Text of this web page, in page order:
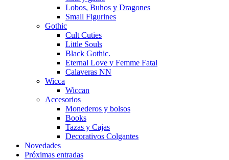
Lobos, Buhos y Dragones
Small Figurines
Gothic
Cult Cuties
Little Souls
Black Gothic.
Eternal Love y Femme Fatal
Calaveras NN
Wicca
Wiccan
Accesorios
Monederos y bolsos
Books
Tazas y Cajas
Decorativos Colgantes
Novedades
Próximas entradas